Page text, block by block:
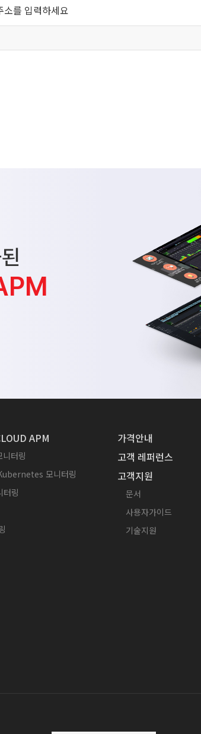
소를 입력하세요
APM
터링
모니터링
터링
가격안내
고객 레퍼런스
고객지원
문서
사용자가이드
기술지원